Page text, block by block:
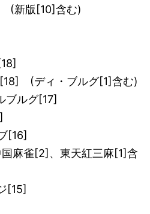
新版[10]含む)
(ディ・ブルグ[1]含む)
ルグ[17]
[16]
雀[2]、東天紅三麻[1]含
[15]